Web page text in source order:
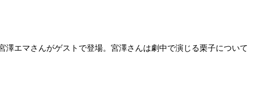
エマさんがゲストで登場。宮澤さんは劇中で演じる栗子について